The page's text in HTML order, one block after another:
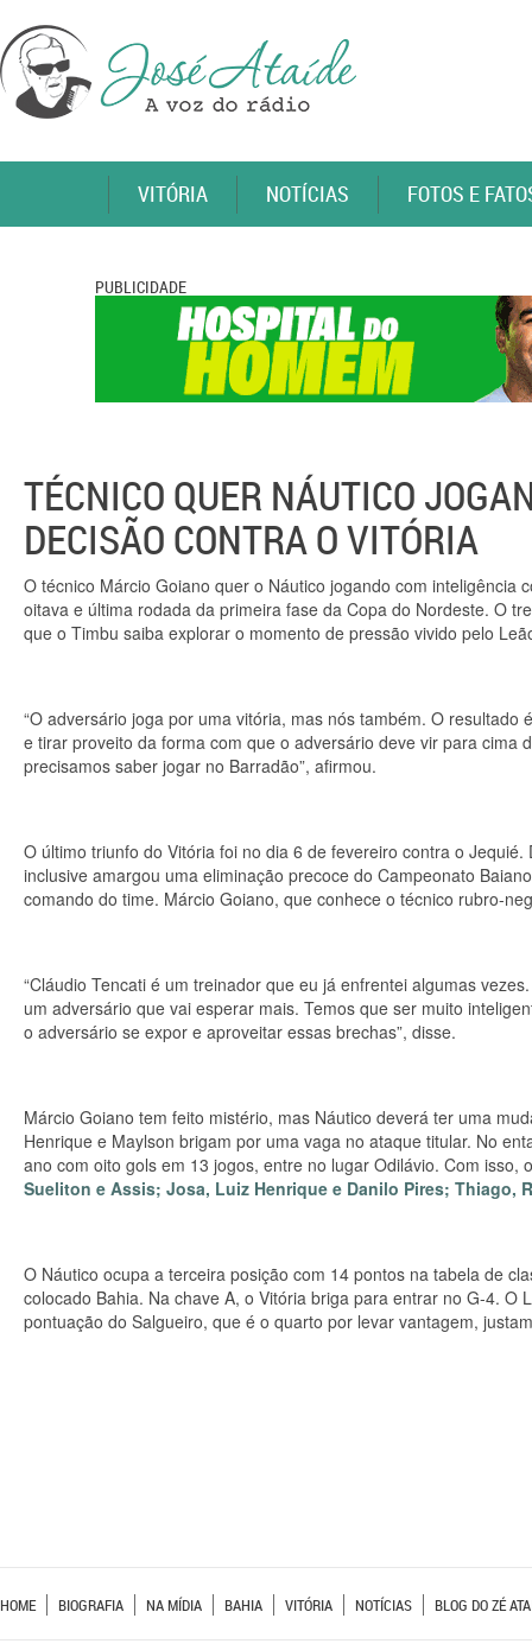
VITÓRIA NOTÍCIAS FOTOS E
PUBLICIDADE
TÉCNICO QUER NÁUTICO
DECISÃO CONTRA O VITÓRIA
O técnico Márcio Goiano quer o Náutico jogando com
oitava e última rodada da primeira fase da Copa do Nordeste. O
que o Timbu saiba explorar o momento de pressão vivido pelo
“O adversário joga por uma vitória, mas nós também. O
e tirar proveito da forma com que o adversário deve vir para
precisamos saber jogar no Barradão”, afirmou.
O último triunfo do Vitória foi no dia 6 de fevereiro contra o
inclusive amargou uma eliminação precoce do Campeonato
comando do time. Márcio Goiano, que conhece o técnico rubro-
“Cláudio Tencati é um treinador que eu já enfrentei algumas
um adversário que vai esperar mais. Temos que ser muito
o adversário se expor e aproveitar essas brechas”, disse.
Márcio Goiano tem feito mistério, mas Náutico deverá ter uma
Henrique e Maylson brigam por uma vaga no ataque titular. No
ano com oito gols em 13 jogos, entre no lugar Odilávio. Com
Sueliton e Assis; Josa, Luiz Henrique e Danilo Pires; Thiago,
O Náutico ocupa a terceira posição com 14 pontos na tabela de
colocado Bahia. Na chave A, o Vitória briga para entrar no G-4.
pontuação do Salgueiro, que é o quarto por levar vantagem,
HOME BIOGRAFIA NA MÍDIA BAHIA VITÓRIA NOTÍCIAS BLOG DO ZÉ